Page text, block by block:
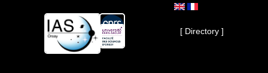
Private ]
[ Directory ]